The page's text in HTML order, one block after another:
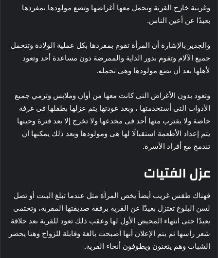
وغريبة خارج القرية وتحمل معها أغراضها وتضع مولودها بمفردها
بعيدًا عن أعين الناس.
والجدير بالإشارة أن المرأة تقوم بمفردها بكل عملية الولادة وتتحمل
جميع الآلام وتقوم بدور الداية والممرضة دون مساعدة أحد وتعود
لأهلها بعد أن تضع مولودها وهى تحمله.
وتعود بدون الأغراض التى كانت معها من أوان وملابس وترمي جميع
الأدوات التى أستخدمتها ، وبعد عودتها يتم عزلها بطفلها فى غرفة
خاصة ولا يقترب منها أحد فى مخدعها ولا تخرج إلا بعد فترة وحينها
يتم إعداد الأطعمة استقبالًا لها هى ومولودها وبعد ذلك يمكنها أن
تندمج مع أفراد الأسرة.
عزل الفتيات
فهناك طقس غريب أيضاً يخص المرأة مثل عندما تبلغ البنت أو تصل
لسن البلوغ تعتزل بعيدًا عن القرية برفقة صديقتها المقربة، وتحتمى
بعيدًا حتى انتهاء المحيض الأول لها وعقب ذلك تعود للقرية بعد حلاقة
شعر رأسها ثم يتم الإعلان أنها أصبحت بالغة وقابلة للزواج وهنا يحضر
الشباب وهم يتغنون ويطوفون أنحاء القرية.